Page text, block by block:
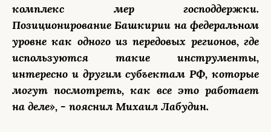
комплекс мер господдержки.
Позиционирование Башкирии на федеральном
уровне как одного из передовых регионов, где
используются такие инструменты,
интересно и другим субъектам РФ, которые
могут посмотреть, как все это работает
на деле», - пояснил Михаил Лабудин.